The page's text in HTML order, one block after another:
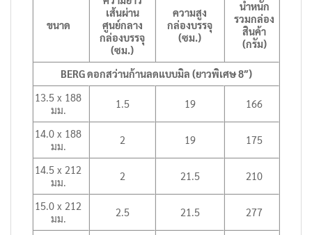
ขนาด
เส้นผ่าน
ศูนย์กลาง
กล่องบรรจุ
(ซม.)
ความสูง
กล่องบรรจุ
(ซม.)
น้ำหนัก
รวมกล่อง
สินค้า
(กรัม)
BERG ดอกสว่านก้านลดแบบมิล (ยาวพิเศษ 8″)
13.5 x 188
มม.
1.5 19 166
14.0 x 188
มม.
2 19 175
14.5 x 212
มม.
2 21.5 210
15.0 x 212
มม.
2.5 21.5 277